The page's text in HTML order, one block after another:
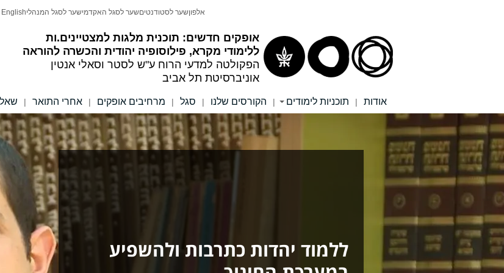
אופקים חדשים: תוכנית מלגות למצטיינים.ות
ללימודי מקרא, פילוסופיה יהודית והכשרה להוראה
הפקולטה למדעי הרוח ע"ש לסטר וסאלי אנטין
אוניברסיטת תל אביב
אלפוןשער לסטודנטיםשער לסגל האקדמישער לסגל המנהליEnglish
אודות | תוכניות לימודים | הקורסים שלנו | סגל | מרחיבים אופקים | אחרי התואר |
ללמוד יהדות כתרבות ולהשפיע